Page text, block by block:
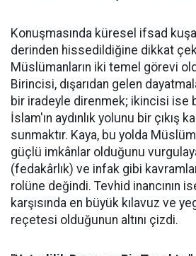
Konuşmasında küresel ifsad
derinden hissedildiğine dikkat
Müslümanların iki temel görevi
Birincisi, dışarıdan gelen
bir iradeyle direnmek; ikincisi ise
İslam'ın aydınlık yolunu bir çıkış
sunmaktır. Kaya, bu yolda
güçlü imkânlar olduğunu
(fedakârlık) ve infak gibi
rolüne değindi. Tevhid inancının
karşısında en büyük kılavuz ve
reçetesi olduğunun altını çizdi.